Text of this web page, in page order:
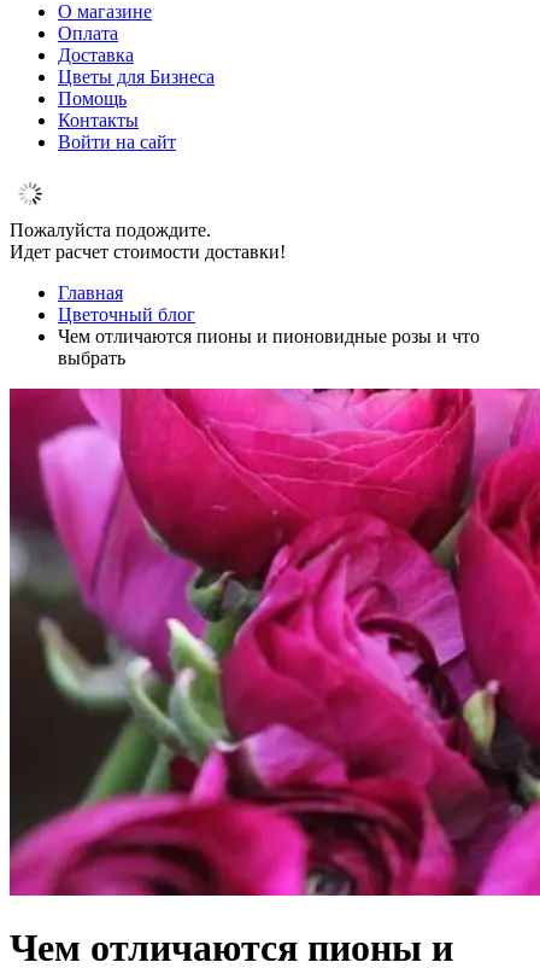
О магазине
Оплата
Доставка
Цветы для Бизнеса
Помощь
Контакты
Войти на сайт
Пожалуйста подождите.
Идет расчет стоимости доставки!
Главная
Цветочный блог
Чем отличаются пионы и пионовидные розы и что
выбрать
Чем отличаются пионы и